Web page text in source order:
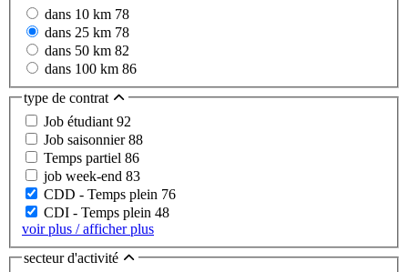
dans 10 km 78
dans 25 km 78
dans 50 km 82
dans 100 km 86
type de contrat
Job étudiant 92
Job saisonnier88
Temps partiel 86
job week-end 83
CDD - Temps plein 76
CDI - Temps plein 48
voir plus / afficher plus
secteur d'activité